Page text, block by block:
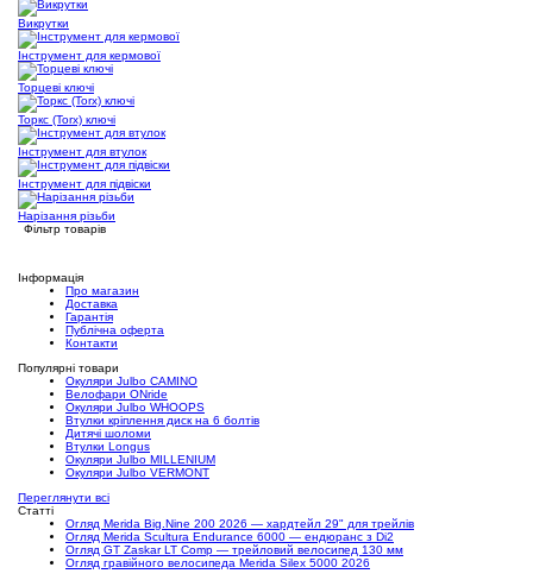
Викрутки
Інструмент для кермової
Торцеві ключі
Торкс (Torx) ключі
Інструмент для втулок
Інструмент для підвіски
Нарізання різьби
Фільтр товарів
Інформація
Про магазин
Доставка
Гарантія
Публічна оферта
Контакти
Популярні товари
Окуляри Julbo CAMINO
Велофари ONride
Окуляри Julbo WHOOPS
Втулки кріплення диск на 6 болтів
Дитячі шоломи
Втулки Longus
Окуляри Julbo MILLENIUM
Окуляри Julbo VERMONT
Переглянути всі
Статті
Огляд Merida Big.Nine 200 2026 — хардтейл 29" для трейлів
Огляд Merida Scultura Endurance 6000 — ендюранс з Di2
Огляд GT Zaskar LT Comp — трейловий велосипед 130 мм
Огляд гравійного велосипеда Merida Silex 5000 2026